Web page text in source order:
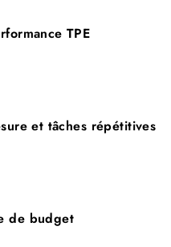
TPE
et tâches répétitives
de budget